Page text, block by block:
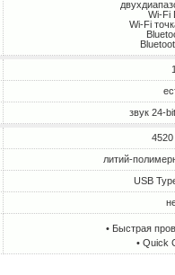
Wi-Fi
Wi-Fi
1
звук 24-
литий-
USB
• Быстрая
• Quick